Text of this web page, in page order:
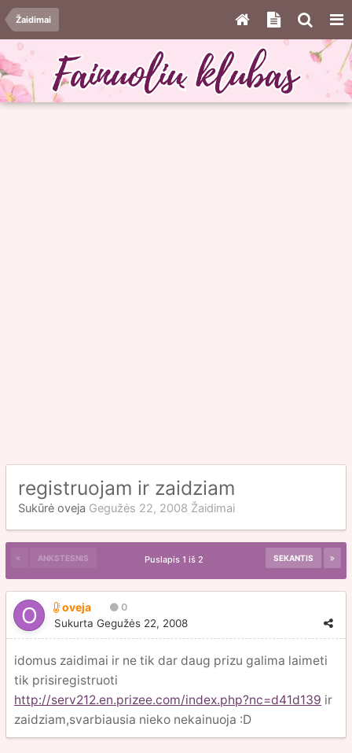
Žaidimai
registruojam ir zaidziam
Sukūrė oveja Gegužės 22, 2008 Žaidimai
ANKSTESNIS SEKANTIS
Puslapis 1 iš 2
oveja 0
Sukurta Gegužės 22, 2008
idomus zaidimai ir ne tik dar daug prizu galima laimeti
tik prisiregistruoti
http://serv212.en.prizee.com/index.php?nc=d41d139 ir
zaidziam,svarbiausia nieko nekainuoja :D